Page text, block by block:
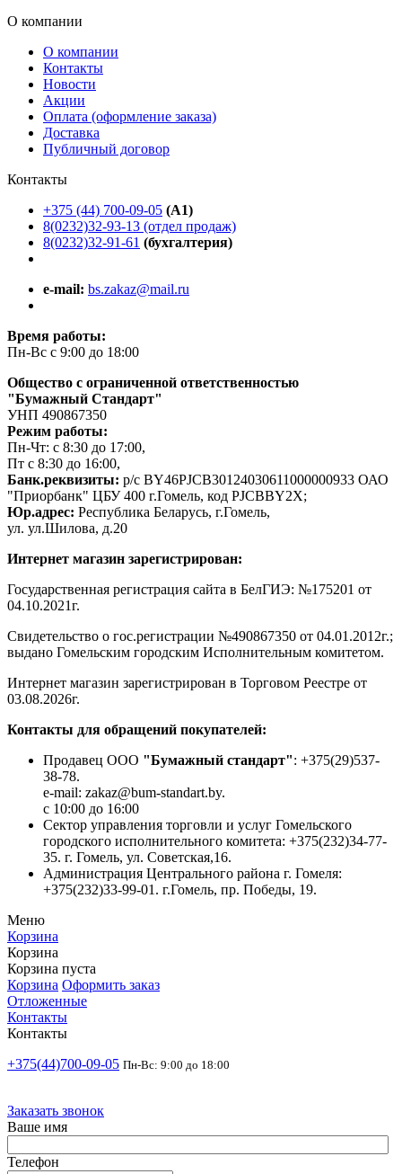
О компании
О компании
Контакты
Новости
Акции
Оплата (оформление заказа)
Доставка
Публичный договор
Контакты
+375 (44) 700-09-05 (A1)
8(0232)32-93-13 (отдел продаж)
8(0232)32-91-61 (бухгалтерия)
e-mail: bs.zakaz@mail.ru
Время работы:
Пн-Вс с 9:00 до 18:00
Общество с ограниченной ответственностью
"Бумажный Стандарт"
УНП 490867350
Режим работы:
Пн-Чт: с 8:30 до 17:00,
Пт с 8:30 до 16:00,
Банк.реквизиты: р/с BY46PJCB30124030611000000933 ОАО
"Приорбанк" ЦБУ 400 г.Гомель, код PJCBBY2X;
Юр.адрес: Республика Беларусь, г.Гомель,
ул. ул.Шилова, д.20
Интернет магазин зарегистрирован:
Государственная регистрация сайта в БелГИЭ: №175201 от
04.10.2021г.
Свидетельство о гос.регистрации №490867350 от 04.01.2012г.;
выдано Гомельским городским Исполнительным комитетом.
Интернет магазин зарегистрирован в Торговом Реестре от
03.08.2026г.
Контакты для обращений покупателей:
Продавец ООО "Бумажный стандарт": +375(29)537-
38-78.
e-mail: zakaz@bum-standart.by.
с 10:00 до 16:00
Сектор управления торговли и услуг Гомельского
городского исполнительного комитета: +375(232)34-77-
35. г. Гомель, ул. Советская,16.
Администрация Центрального района г. Гомеля:
+375(232)33-99-01. г.Гомель, пр. Победы, 19.
Меню
Корзина
Корзина
Корзина пуста
Корзина Оформить заказ
Отложенные
Контакты
Контакты
+375(44)700-09-05 Пн-Вс: 9:00 до 18:00
Заказать звонок
Ваше имя
Телефон